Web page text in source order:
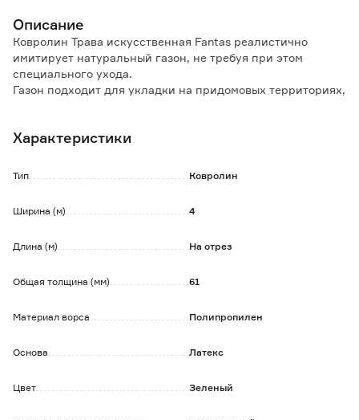
Описание
Ковролин Трава искусственная Fantas реалистично
имитирует натуральный газон, не требуя при этом
специального ухода.
Газон подходит для укладки на придомовых территориях,
- устойчив к выцветанию и истиранию;
Обратите внимание:
При заказе необходимо указывать количество в
Обязательно учитывайте данный момент при расчете
Характеристики
Тип Ковролин
Ширина (м) 4
Длина (м) На отрез
Общая толщина (мм) 61
Материал ворса Полипропилен
Основа Латекс
Цвет Зеленый